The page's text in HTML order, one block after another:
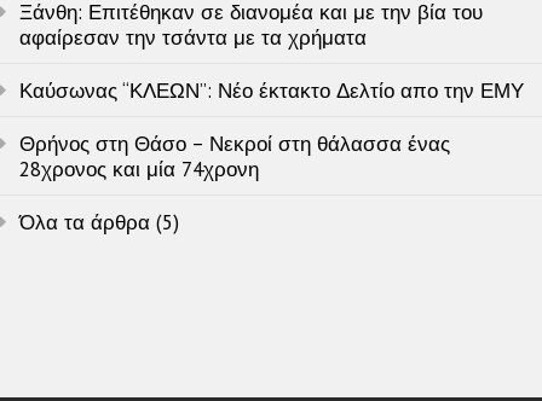
Ξάνθη: Επιτέθηκαν σε διανομέα και με την βία του
αφαίρεσαν την τσάντα με τα χρήματα
Καύσωνας “ΚΛΕΩΝ”: Νέο έκτακτο Δελτίο απο την ΕΜΥ
Θρήνος στη Θάσο – Νεκροί στη θάλασσα ένας
28χρονος και μία 74χρονη
Όλα τα άρθρα (5)